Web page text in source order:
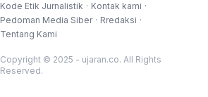
Kode Etik Jurnalistik
Kontak kami
Pedoman Media Siber
Rredaksi
Tentang Kami
Copyright © 2025 - ujaran.co. All Rights
Reserved.